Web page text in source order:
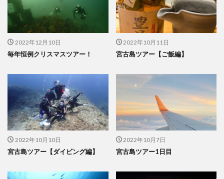
2022年12月10日
毎年恒例クリスマスツアー！
2022年10月11日
宮古島ツアー【ご飯編】
2022年10月10日
宮古島ツアー【ダイビング編】
2022年10月7日
宮古島ツアー1日目